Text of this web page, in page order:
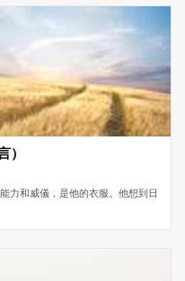
）
力和威儀，是他的衣服。他想到日